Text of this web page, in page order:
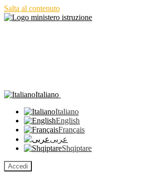
Salta al contenuto
Italiano
Italiano
English
Français
عربى
Shqiptare
Accedi